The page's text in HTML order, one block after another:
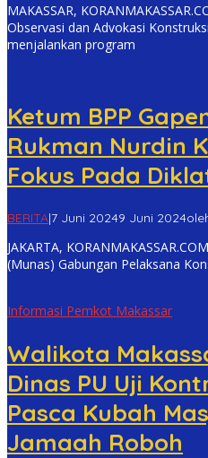
MAKASSAR,
Observasi dan Advokasi
menjalankan program
Ketum BPP
Rukman Nurdin
Fokus Pada
BERITA|7 Juni 20249 Juni 2024
JAKARTA,
(Munas) Gabungan Pelaksana
Informasi Pemkot Makassar
Walikota
Dinas PU Uji
Pasca Kubah
Jamaah Roboh